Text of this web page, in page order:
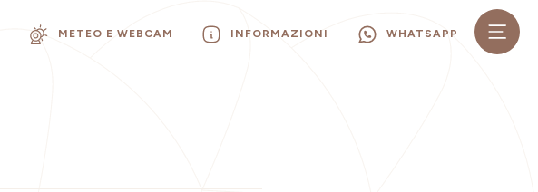
METEO E WEBCAM INFORMAZIONI WHATSAPP